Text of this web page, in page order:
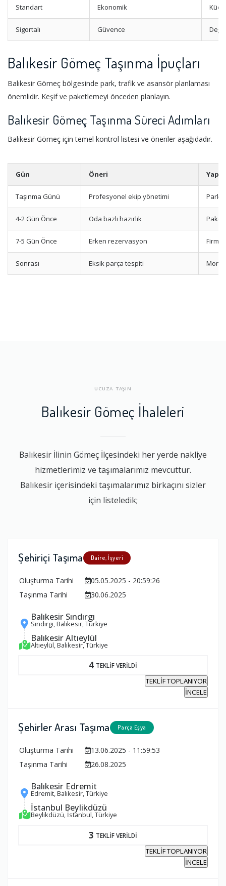
Standart Ekonomik
Sigortalı Güvence
Balıkesir Gömeç Taşınma İpuçları
Balıkesir Gömeç bölgesinde park, trafik ve asansör planlaması
önemlidir. Keşif ve paketlemeyi önceden planlayın.
Balıkesir Gömeç Taşınma Süreci Adımları
Balıkesir Gömeç için temel kontrol listesi ve öneriler aşağıdadır.
Gün Öneri
Taşınma Günü Profesyonel ekip yönetimi Park
4-2 Gün Önce Oda bazlı hazırlık
7-5 Gün Önce Erken rezervasyon
Sonrası Eksik parça tespiti
UCUZA TAŞIN
Balıkesir Gömeç İhaleleri
Balıkesir İlinin Gömeç İlçesindeki her yerde nakliye
hizmetlerimiz ve taşımalarımız mevcuttur.
Balıkesir içerisindeki taşımalarımız birkaçını sizler
için listeledik;
Şehiriçi Taşıma Daire, İşyeri
Oluşturma Tarihi
05.05.2025 - 20:59:26
Taşınma Tarihi
30.06.2025
Balıkesir Sındırgı
Sındırgı, Balıkesir, Türkiye
Balıkesir Altıeylül
Altıeylül, Balıkesir, Türkiye
4 TEKLİF VERİLDİ
TEKLİF TOPLANIYOR
İNCELE
Şehirler Arası Taşıma Parça Eşya
Oluşturma Tarihi
13.06.2025 - 11:59:53
Taşınma Tarihi
26.08.2025
Balıkesir Edremit
Edremit, Balıkesir, Türkiye
İstanbul Beylikdüzü
Beylikdüzü, İstanbul, Türkiye
3 TEKLİF VERİLDİ
TEKLİF TOPLANIYOR
İNCELE